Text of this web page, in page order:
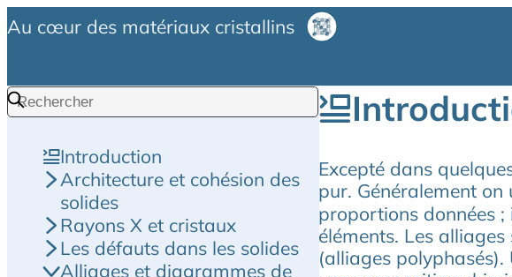
Au cœur des matériaux cristallins
Excepté dans
pur. Généralement
proportions données
éléments. Les
(alliages
Introduction
Architecture et cohésion des
solides
Rayons X et cristaux
Les défauts dans les solides
Alliages et diagrammes de